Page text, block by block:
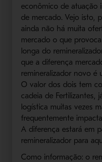
econômico de atuação
de mercado. Vejo isto,
ainda não há muita
mercado o que
longa do
que a diferença
remineralizador novo é
O valor dos dois tem
cadeia de Fertilizantes,
logística muitas vezes
frequentemente
A diferença estará em
remineralizador para
Como informação: o